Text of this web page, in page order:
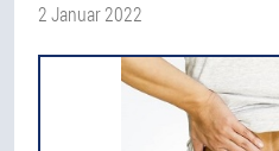
2 Januar 2022